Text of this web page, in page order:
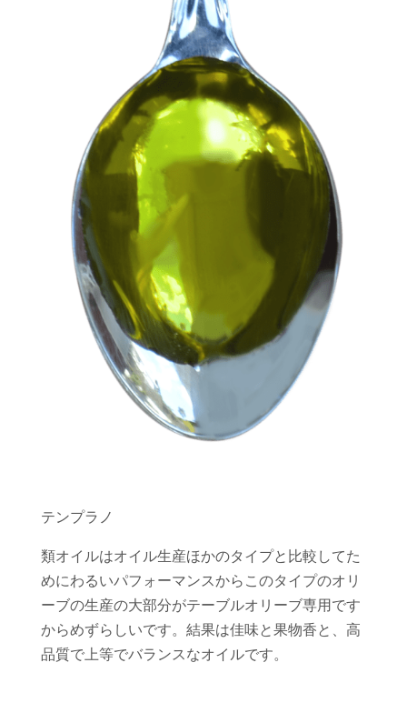
テンプラノ
類オイルはオイル生産ほかのタイプと比較してた
めにわるいパフォーマンスからこのタイプのオリ
ーブの生産の大部分がテーブルオリーブ専用です
からめずらしいです。結果は佳味と果物香と、高
品質で上等でバランスなオイルです。